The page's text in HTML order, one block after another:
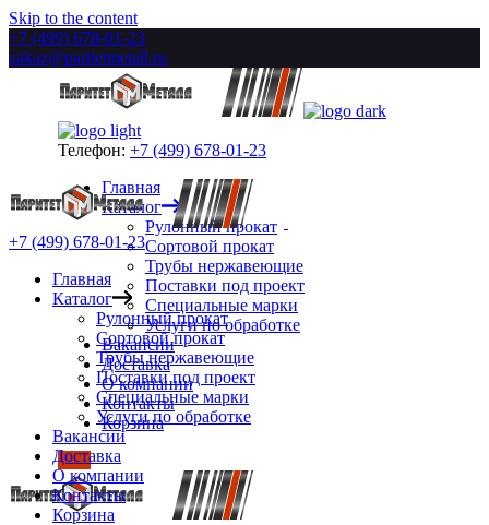
Skip to the content
+7 (499) 678-01-23
zakaz@paritetmetall.ru
Телефон: +7 (499) 678-01-23
Главная
Каталог
Рулонный прокат
Сортовой прокат
Трубы нержавеющие
Поставки под проект
Специальные марки
Услуги по обработке
Вакансии
Доставка
О компании
Контакты
Корзина
+7 (499) 678-01-23
Главная
Каталог
Рулонный прокат
Сортовой прокат
Трубы нержавеющие
Поставки под проект
Специальные марки
Услуги по обработке
Вакансии
Доставка
О компании
Контакты
Корзина